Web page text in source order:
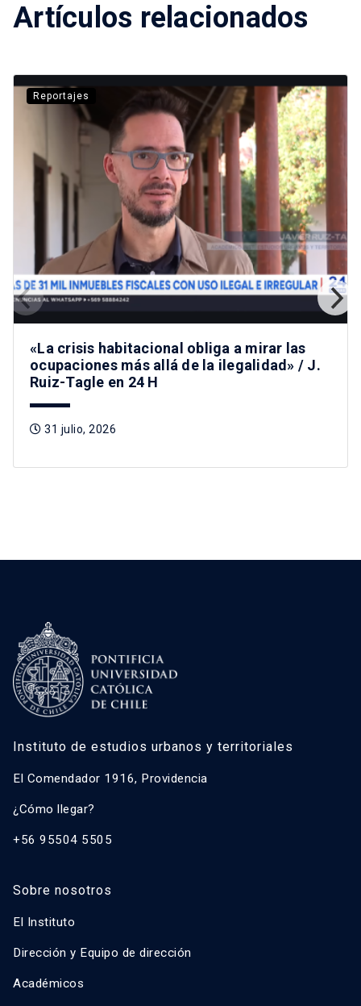
Artículos relacionados
Reportajes
«La crisis habitacional obliga a mirar las
ocupaciones más allá de la ilegalidad» / J.
Ruiz-Tagle en 24 H
31 julio, 2026
Instituto de estudios urbanos y territoriales
El Comendador 1916, Providencia
¿Cómo llegar?
+56 95504 5505
Sobre nosotros
El Instituto
Dirección y Equipo de dirección
Académicos